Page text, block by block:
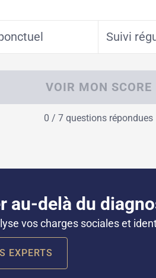
Suivi
VOIR MON SCORE
0 / 7 questions répondues
au-delà du
vos charges sociales et
EXPERTS